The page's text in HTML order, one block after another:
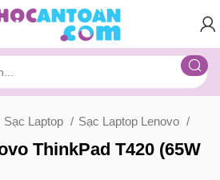
Sạc Laptop Sạc Laptop Lenovo
ThinkPad T420 (65W